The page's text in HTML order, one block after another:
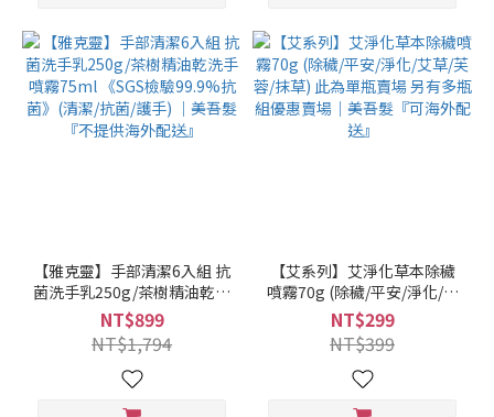
【雅克靈】手部清潔6入組 抗
菌洗手乳250g/茶樹精油乾洗
手噴霧75ml 《SGS檢驗
99.9%抗菌》(清潔/抗菌/護
手) ｜美吾髮『不提供海外配
送』
NT$899
NT$1,794
【艾系列】艾淨化草本除穢
噴霧70g (除穢/平安/淨化/艾
草/芙蓉/抹草) 此為單瓶賣場
另有多瓶組優惠賣場｜美吾
髮『可海外配送』
NT$299
NT$399